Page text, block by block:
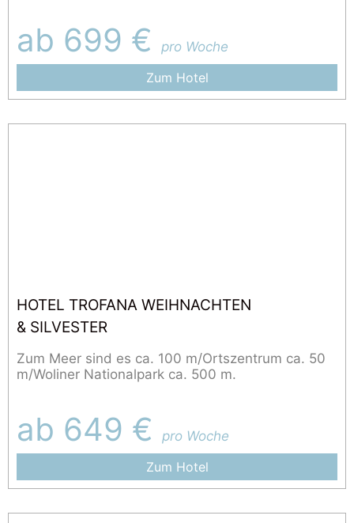
ab 699 €
pro Woche
Zum Hotel
HOTEL TROFANA WEIHNACHTEN
& SILVESTER
Zum Meer sind es ca. 100 m/Ortszentrum ca. 50
m/Woliner Nationalpark ca. 500 m.
ab 649 €
pro Woche
Zum Hotel